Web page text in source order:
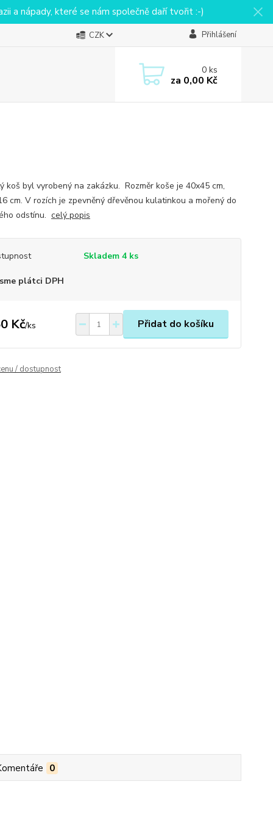
a nápady, které se nám společně daří tvořit :-)
CZK Přihlášení
0ks
za 0,00 Kč
koš byl vyrobený na zakázku. Rozměr koše je 40x45 cm,
cm. V rozích je zpevněný dřevěnou kulatinkou a mořený do
odstínu. celý popis
Skladem 4 ks
plátci DPH
Kč/ks Přidat do košíku
/ dostupnost
0